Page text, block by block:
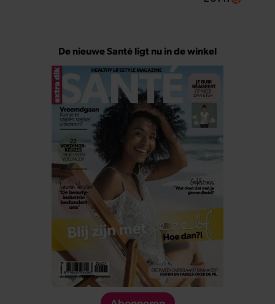
De nieuwe Santé ligt nu in de winkel